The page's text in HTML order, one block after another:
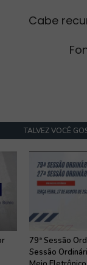
Cabe
TALVEZ VOCÊ
79ª Sessão
Sessão